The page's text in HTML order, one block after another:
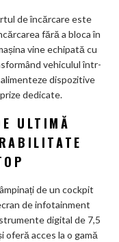
de încărcare este
fără a bloca în
vine echipată cu
vehiculul într-
dispozitive
dedicate.
ULTIMĂ
de un cockpit
de infotainment
digital de 7,5
oferă acces la o gamă